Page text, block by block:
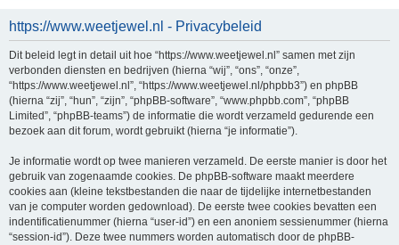
https://www.weetjewel.nl - Privacybeleid
Dit beleid legt in detail uit hoe “https://www.weetjewel.nl” samen met zijn
verbonden diensten en bedrijven (hierna “wij”, “ons”, “onze”,
“https://www.weetjewel.nl”, “https://www.weetjewel.nl/phpbb3”) en phpBB
(hierna “zij”, “hun”, “zijn”, “phpBB-software”, “www.phpbb.com”, “phpBB
Limited”, “phpBB-teams”) de informatie die wordt verzameld gedurende een
bezoek aan dit forum, wordt gebruikt (hierna “je informatie”).
Je informatie wordt op twee manieren verzameld. De eerste manier is door het
gebruik van zogenaamde cookies. De phpBB-software maakt meerdere
cookies aan (kleine tekstbestanden die naar de tijdelijke internetbestanden
van je computer worden gedownload). De eerste twee cookies bevatten een
indentificatienummer (hierna “user-id”) en een anoniem sessienummer (hierna
“session-id”). Deze twee nummers worden automatisch door de phpBB-